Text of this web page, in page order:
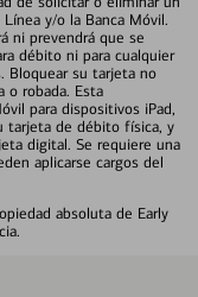
y/o la Banca Móvil.
ni prevendrá que se
débito ni para cualquier
Bloquear su tarjeta no
o robada. Esta
para dispositivos iPad,
tarjeta de débito física, y
digital. Se requiere una
aplicarse cargos del
absoluta de Early